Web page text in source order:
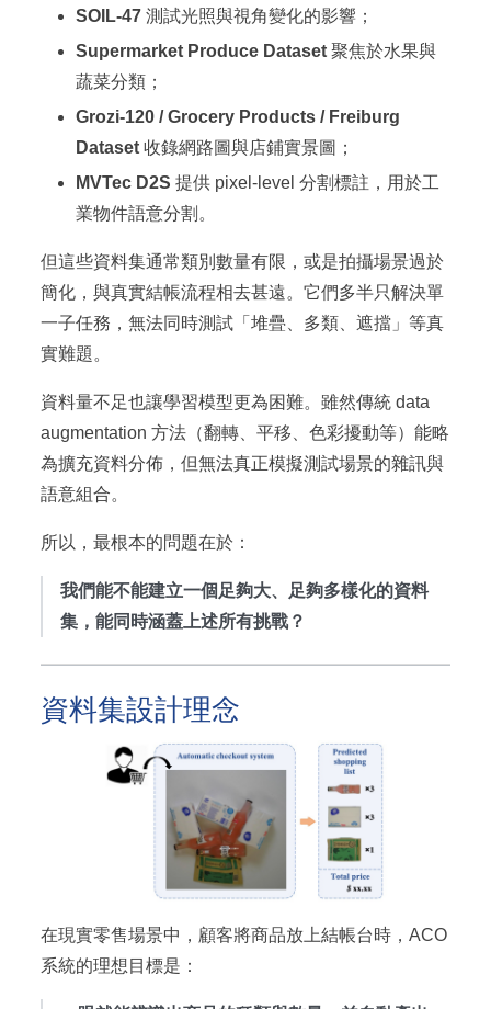
SOIL-47 測試光照與視角變化的影響；
Supermarket Produce Dataset 聚焦於水果與
蔬菜分類；
Grozi-120 / Grocery Products / Freiburg
Dataset 收錄網路圖與店鋪實景圖；
MVTec D2S 提供 pixel-level 分割標註，用於工
業物件語意分割。
但這些資料集通常類別數量有限，或是拍攝場景過於
簡化，與真實結帳流程相去甚遠。它們多半只解決單
一子任務，無法同時測試「堆疊、多類、遮擋」等真
實難題。
資料量不足也讓學習模型更為困難。雖然傳統 data
augmentation 方法（翻轉、平移、色彩擾動等）能略
為擴充資料分佈，但無法真正模擬測試場景的雜訊與
語意組合。
所以，最根本的問題在於：
我們能不能建立一個足夠大、足夠多樣化的資料
集，能同時涵蓋上述所有挑戰？
資料集設計理念
在現實零售場景中，顧客將商品放上結帳台時，ACO
系統的理想目標是：